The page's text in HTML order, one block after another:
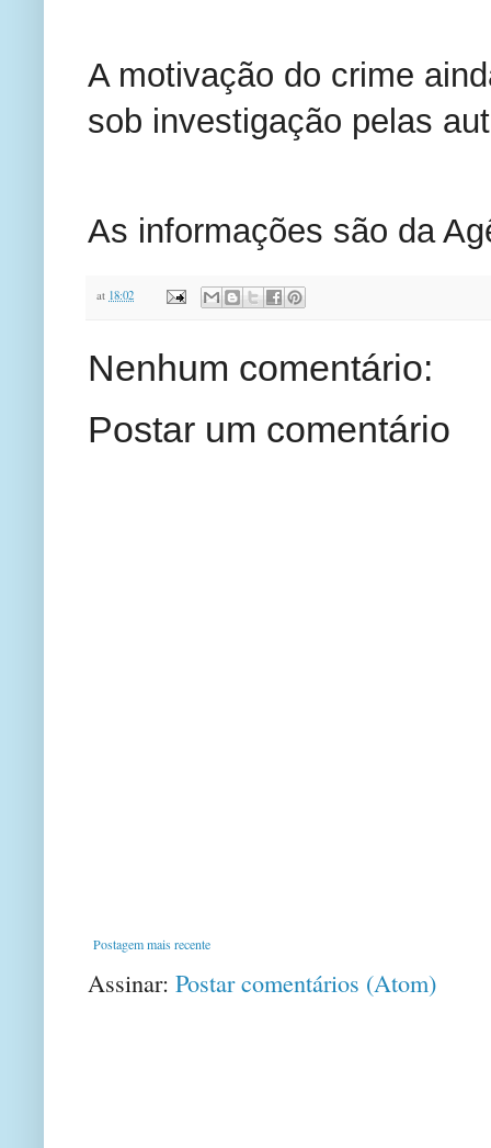
A motivação do crime
sob investigação pelas
As informações são da
at 18:02
Nenhum comentário:
Postar um comentário
Postagem mais recente
Assinar: Postar comentários (Atom)